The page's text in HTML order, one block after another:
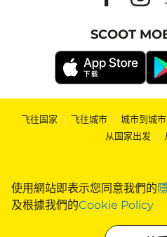
使用網站即表示您同意我們的
及根據我們的Cookie Policy
SCOOT
飞往国家 | 飞往城市 | 城市到城
从国家出发 |